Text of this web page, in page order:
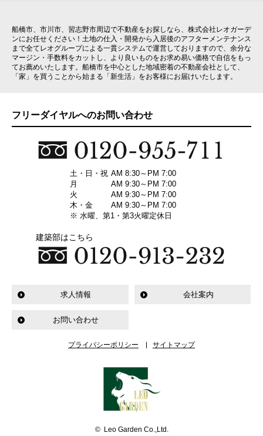
船橋市、市川市、習志野市周辺で不動産をお探しなら、株式会社レオガーデ
ンにお任せください！土地の仕入・開発から入居後のアフターメンテナンス
まで全てレオグループによる一貫システムで運営しておりますので、余分な
マージン・手数料をカットし、より良いものをお求め易い価格で自信をもっ
てお薦めいたします。船橋市を中心とした地域密着の不動産会社として、
「家」を買うことから始まる「新生活」をお客様にお届けいたします。
フリーダイヤルへのお問い合わせ
土・日・祝 AM 8:30～PM 7:00
月
AM 9:30～PM 7:00
火
AM 9:30～PM 7:00
木・金
AM 9:30～PM 7:00
※ 水曜、第1・第3火曜定休日
建築部はこちら
求人情報 会社案内
お問い合わせ
プライバシーポリシー サイトマップ
© Leo Garden Co.,Ltd.